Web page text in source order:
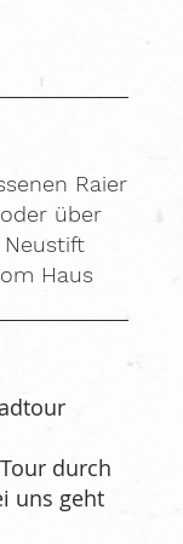
Raier
über
Neustift
Haus
durch
uns geht